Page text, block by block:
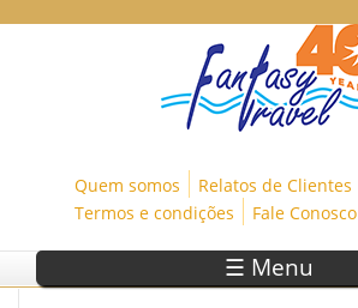
Quem somos
Relatos de Clientes
Termos e condições
Fale Conosco
☰ Menu